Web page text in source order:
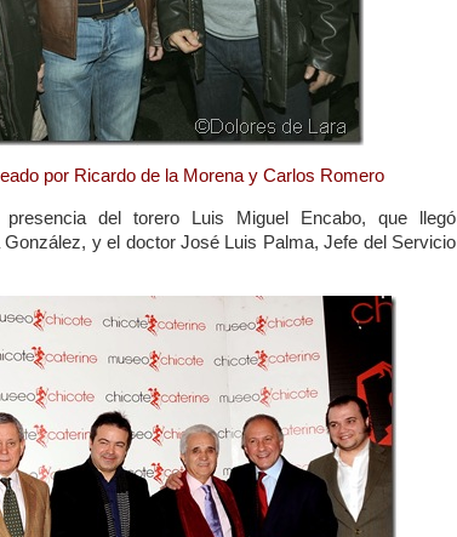
por Ricardo de la Morena y Carlos Romero
del torero Luis Miguel Encabo, que llegó
y el doctor José Luis Palma, Jefe del Servicio